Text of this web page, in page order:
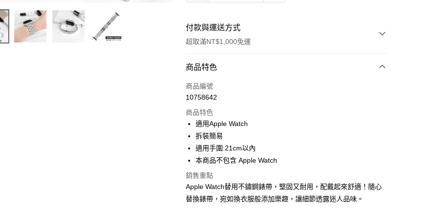
付款與運送方式
超取滿NT$1,000免運
付款方式
信用卡一次付款
LINE Pay
Apple Pay
街口支付
悠遊付
Google Pay
商品特色
商品編號
10758642
商品特色
適用Apple Watch
拆裝簡易
適用手圍:21cm以內
本商品不包含 Apple Watch
銷售重點
Apple Watch替用不鏽鋼錶帶，堅固又耐用，配戴起來舒適！隨心
替換錶帶，宛如換衣服般添加樂趣，讓細節透露迷人品味。